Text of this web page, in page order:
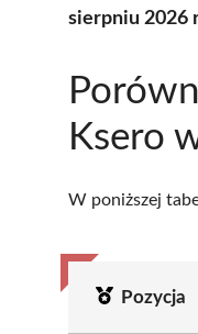
sierpniu 2026
Ksero
W poniższej
Pozycja